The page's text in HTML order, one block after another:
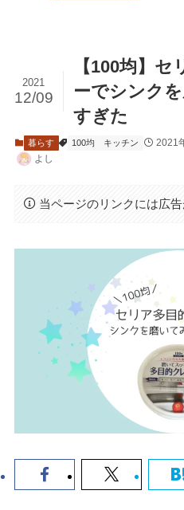
【100均】
ーでシンク
すぎた
2021
12/09
暮らす 100均 キッチン 2021
よし
当ページのリンクには広告